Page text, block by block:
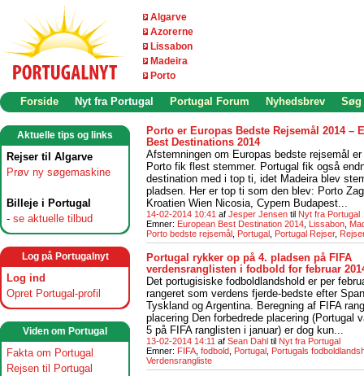
Algarve
Azorerne
Lissabon
Madeira
Porto
Forside Nyt fra Portugal Portugal Forum Nyhedsbrev Søg
Aktuelle tips og links
Rejser til Algarve
Prøv ny søgemaskine
Billeje i Portugal
- se aktuelle tilbud
Log på Portugalnyt
Log ind
Opret Portugal-profil
Viden om Portugal
Fakta om Portugal
Rejsen til Portugal
Porto er Europas Bedste Rejsemål 2014 –
Best Destinations 2014
Afstemningen om Europas bedste rejsemål
Porto fik flest stemmer. Portugal fik også
destination med i top ti, idet Madeira blev
pladsen. Her er top ti som den blev: Porto
Kroatien Wien Nicosia, Cypern Budapest...
14-02-2014 10:41 af Jesper Jensen til Nyt fra Portugal
Emner: European Best Destination 2014 Lissabon
Porto bedste rejsemål Portugal Portugal Rejser,
Portugal rykker op på 4. pladsen på FIFA
verdensranglisten i fodbold for februar
Det portugisiske fodboldlandshold er per
rangeret som verdens fjerde-bedste efter
Tyskland og Argentina. Beregning af FIFA
placering Den forbedrede placering (Portugal
5 på FIFA ranglisten i januar) er dog kun...
13-02-2014 14:11 af Sean Dahl til Nyt fra Portugal
Emner: FIFA fodbold Portugal Portugals
Verdensrangliste